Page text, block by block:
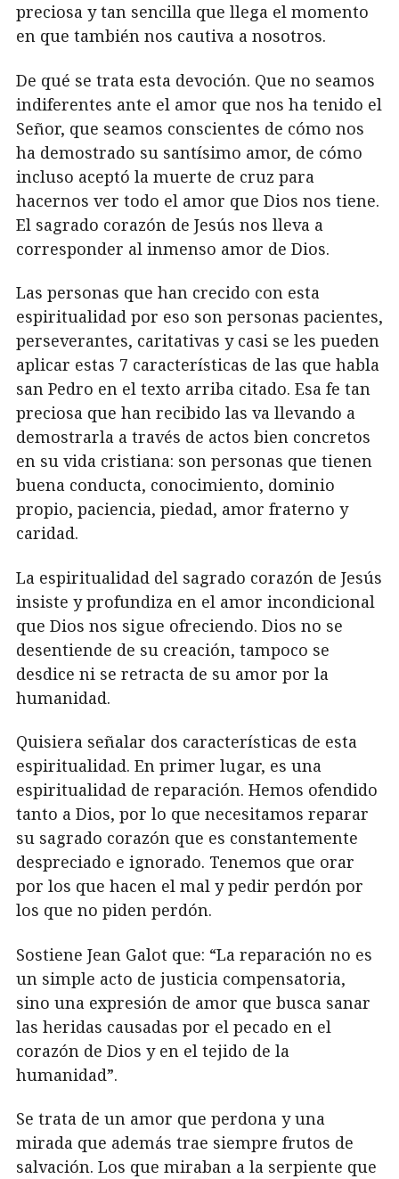
preciosa y tan sencilla que llega el momento
en que también nos cautiva a nosotros.
De qué se trata esta devoción. Que no seamos
indiferentes ante el amor que nos ha tenido el
Señor, que seamos conscientes de cómo nos
ha demostrado su santísimo amor, de cómo
incluso aceptó la muerte de cruz para
hacernos ver todo el amor que Dios nos tiene.
El sagrado corazón de Jesús nos lleva a
corresponder al inmenso amor de Dios.
Las personas que han crecido con esta
espiritualidad por eso son personas pacientes,
perseverantes, caritativas y casi se les pueden
aplicar estas 7 características de las que habla
san Pedro en el texto arriba citado. Esa fe tan
preciosa que han recibido las va llevando a
demostrarla a través de actos bien concretos
en su vida cristiana: son personas que tienen
buena conducta, conocimiento, dominio
propio, paciencia, piedad, amor fraterno y
caridad.
La espiritualidad del sagrado corazón de Jesús
insiste y profundiza en el amor incondicional
que Dios nos sigue ofreciendo. Dios no se
desentiende de su creación, tampoco se
desdice ni se retracta de su amor por la
humanidad.
Quisiera señalar dos características de esta
espiritualidad. En primer lugar, es una
espiritualidad de reparación. Hemos ofendido
tanto a Dios, por lo que necesitamos reparar
su sagrado corazón que es constantemente
despreciado e ignorado. Tenemos que orar
por los que hacen el mal y pedir perdón por
los que no piden perdón.
Sostiene Jean Galot que: “La reparación no es
un simple acto de justicia compensatoria,
sino una expresión de amor que busca sanar
las heridas causadas por el pecado en el
corazón de Dios y en el tejido de la
humanidad”.
Se trata de un amor que perdona y una
mirada que además trae siempre frutos de
salvación. Los que miraban a la serpiente que